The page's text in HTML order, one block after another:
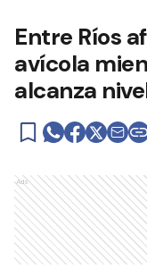
Entre Ríos
avícola
alcanza
Ads